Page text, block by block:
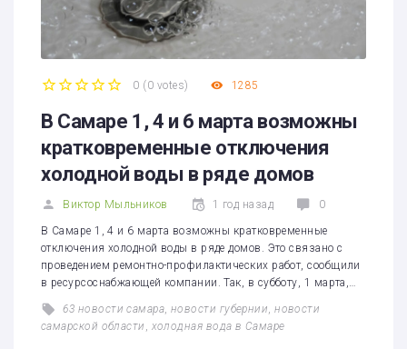
0 ( 0 votes) 1285
В Самаре 1, 4 и 6 марта возможны
кратковременные отключения
холодной воды в ряде домов
Виктор Мыльников 1 год назад 0
В Самаре 1, 4 и 6 марта возможны кратковременные
отключения холодной воды в ряде домов. Это связано с
проведением ремонтно-профилактических работ, сообщили
в ресурсоснабжающей компании. Так, в субботу, 1 марта,…
63 новости самара,новости губернии,новости
самарской области , холодная вода в Самаре